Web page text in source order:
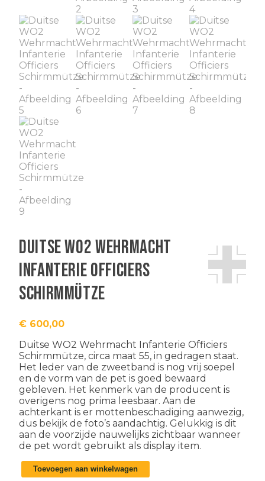
Duitse WO2 Wehrmacht
Infanterie Officiers
Schirmmütze
€ 600,00
Duitse WO2 Wehrmacht Infanterie Officiers
Schirmmütze, circa maat 55, in gedragen staat.
Het leder van de zweetband is nog vrij soepel
en de vorm van de pet is goed bewaard
gebleven. Het kenmerk van de producent is
overigens nog prima leesbaar. Aan de
achterkant is er mottenbeschadiging aanwezig,
dus bekijk de foto’s aandachtig. Gelukkig is dit
aan de voorzijde nauwelijks zichtbaar wanneer
de pet wordt gebruikt als display item.
Duitse
WO2
Toevoegen aan winkelwagen